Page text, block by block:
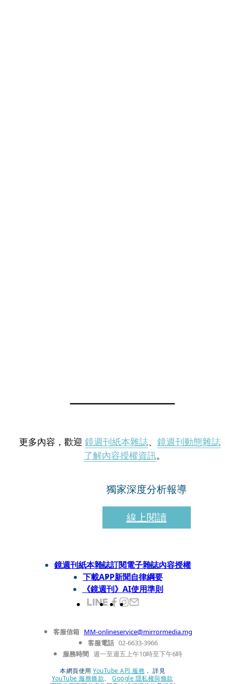
更多內容，歡迎 鏡週刊紙本雜誌、 鏡週刊動態雜誌
了解內容授權資訊。
獨家深度分析報導
線上閱讀
鏡週刊紙本雜誌訂閱電子雜誌內容授權
下載APP新聞自律綱要
《鏡週刊》AI使用準則
客服信箱 MM-onlineservice@mirrormedia.mg
客服電話 02-6633-3966
服務時間 週一至週五上午10時至下午6時
本網頁使用 YouTube API 服務 ， 詳見
YouTube 服務條款、
Google 隱私權與條款